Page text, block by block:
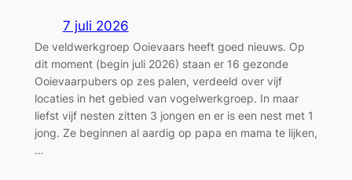
7 juli 2026
De veldwerkgroep Ooievaars heeft goed nieuws. Op
dit moment (begin juli 2026) staan er 16 gezonde
Ooievaarpubers op zes palen, verdeeld over vijf
locaties in het gebied van vogelwerkgroep. In maar
liefst vijf nesten zitten 3 jongen en er is een nest met 1
jong. Ze beginnen al aardig op papa en mama te lijken,
…